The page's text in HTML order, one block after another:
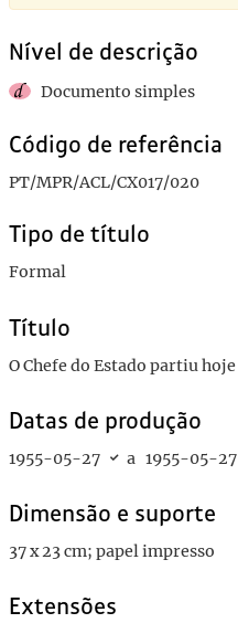
de Cabo Verde
1955-05-30/1955-05-30
1955-06-01/1955-06-01
04/1955-06-04
lusíada - declarou o Chefe
Nível de descrição
Documento simples
Código de referência
PT/MPR/ACL/CX017/020
Tipo de título
Formal
Título
O Chefe do Estado partiu
Datas de produção
1955-05-27 a 1955-05-27
Dimensão e suporte
37 x 23 cm; papel impresso
Extensões